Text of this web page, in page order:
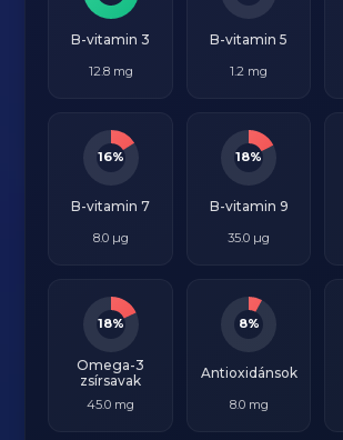
B-vitamin 3
12.8 mg
B-vitamin 5
1.2 mg
16%
B-vitamin 7
8.0 µg
18%
B-vitamin 9
35.0 µg
18%
Omega-3
zsírsavak
45.0 mg
8%
Antioxidánsok
8.0 mg